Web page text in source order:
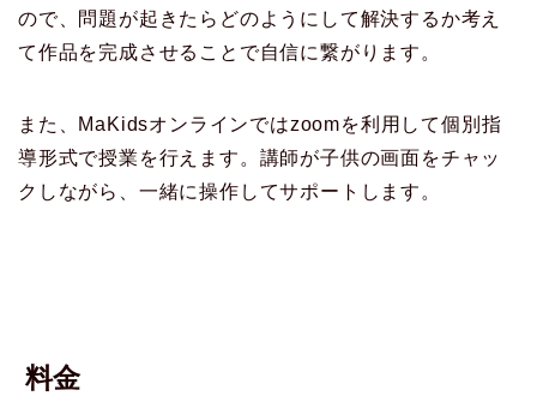
ので、問題が起きたらどのようにして解決するか考え
て作品を完成させることで自信に繋がります。
また、MaKidsオンラインではzoomを利用して個別指
導形式で授業を行えます。講師が子供の画面をチャッ
クしながら、一緒に操作してサポートします。
料金